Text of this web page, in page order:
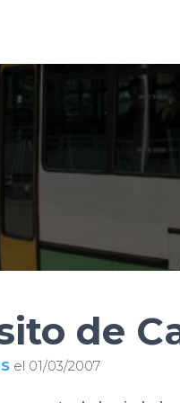
de
el 01/03/2007